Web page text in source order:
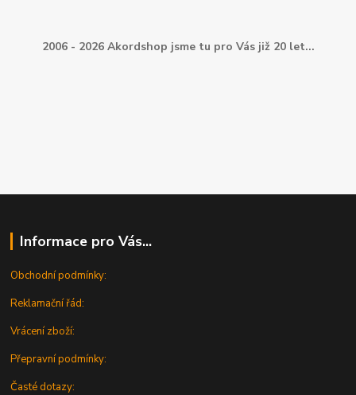
2006 - 2026 Akordshop jsme tu pro Vás již 20 let...
Informace pro Vás...
Obchodní podmínky:
Reklamační řád:
Vrácení zboží:
Přepravní podmínky:
Časté dotazy: